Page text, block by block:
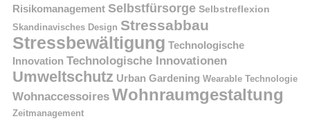
Risikomanagement Selbstfürsorge Selbstreflexion
Skandinavisches Design Stressabbau
Stressbewältigung Technologische
Innovation Technologische Innovationen
Umweltschutz Urban Gardening Wearable Technologie
Wohnaccessoires Wohnraumgestaltung
Zeitmanagement